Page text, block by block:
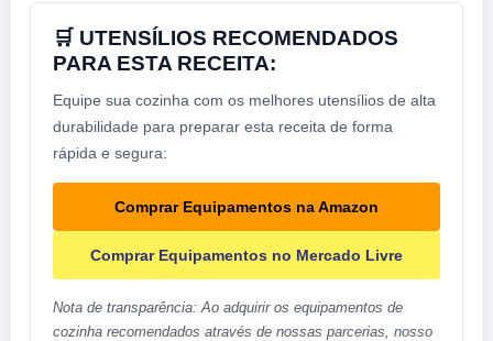
🛒 UTENSÍLIOS RECOMENDADOS
PARA ESTA RECEITA:
Equipe sua cozinha com os melhores utensílios de alta
durabilidade para preparar esta receita de forma
rápida e segura:
Comprar Equipamentos na Amazon
Comprar Equipamentos no Mercado Livre
Nota de transparência: Ao adquirir os equipamentos de
cozinha recomendados através de nossas parcerias, nosso